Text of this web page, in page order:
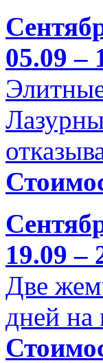
05.09 –
19.09 –
Две
дней на